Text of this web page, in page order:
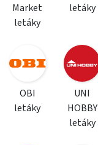
Market
letáky
letáky
OBI
letáky
UNI
HOBBY
letáky